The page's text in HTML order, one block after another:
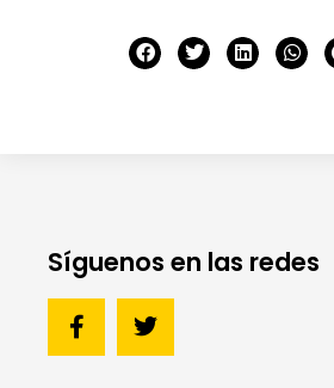
Síguenos en las redes